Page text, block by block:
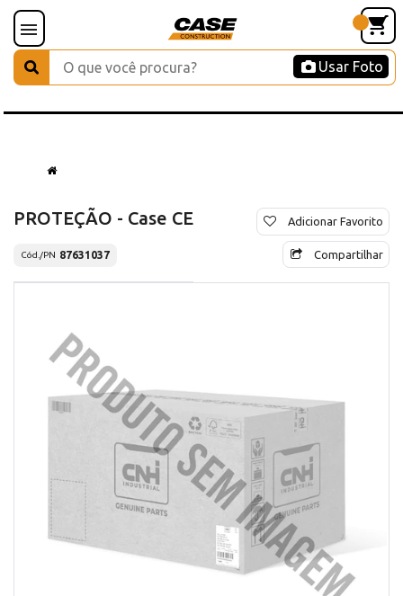
Usar Foto
PROTEÇÃO - Case CE
Cód./PN 87631037
Adicionar Favorito
Compartilhar